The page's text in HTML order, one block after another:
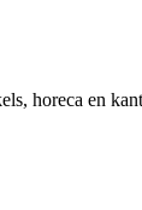
horeca en